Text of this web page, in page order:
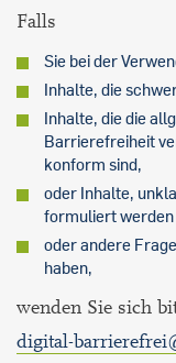
Falls
Sie bei der
Inhalte, die
Inhalte, die die
Barrierefreiheit
konform sind,
oder Inhalte,
formuliert
oder andere
haben,
wenden Sie sich
digital-